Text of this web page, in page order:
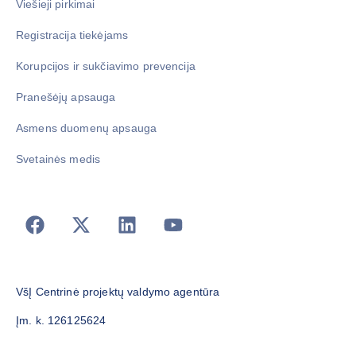
Viešieji pirkimai
Registracija tiekėjams
Korupcijos ir sukčiavimo prevencija
Pranešėjų apsauga
Asmens duomenų apsauga
Svetainės medis
VšĮ Centrinė projektų valdymo agentūra
Įm. k. 126125624